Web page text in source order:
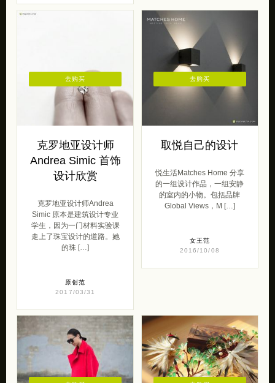
克罗地亚设计师
Andrea Simic 首饰
设计欣赏
克罗地亚设计师Andrea
Simic 原本是建筑设计专业
学生，因为一门材料实验课
走上了珠宝设计的道路。她
的珠 […]
原创范
2017/03/31
去购买
取悦自己的设计
悦生活Matches Home 分享
的一组设计作品，一组安静
的室内的小物。包括品牌
Global Views，M […]
女王范
2016/10/08
去购买